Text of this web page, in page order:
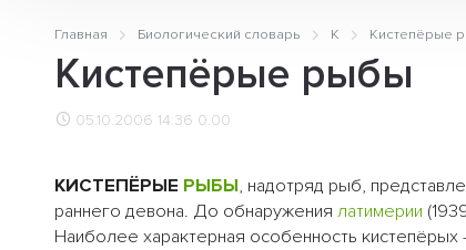
Главная Биологический словарь К Кистепёрые
Кистепёрые рыбы
05.10.2006 14:36 0.00
КИСТЕПЁРЫЕ РЫБЫ, надотряд рыб,
раннего девона. До обнаружения латимерии
Наиболее характерная особенность кистепёрых